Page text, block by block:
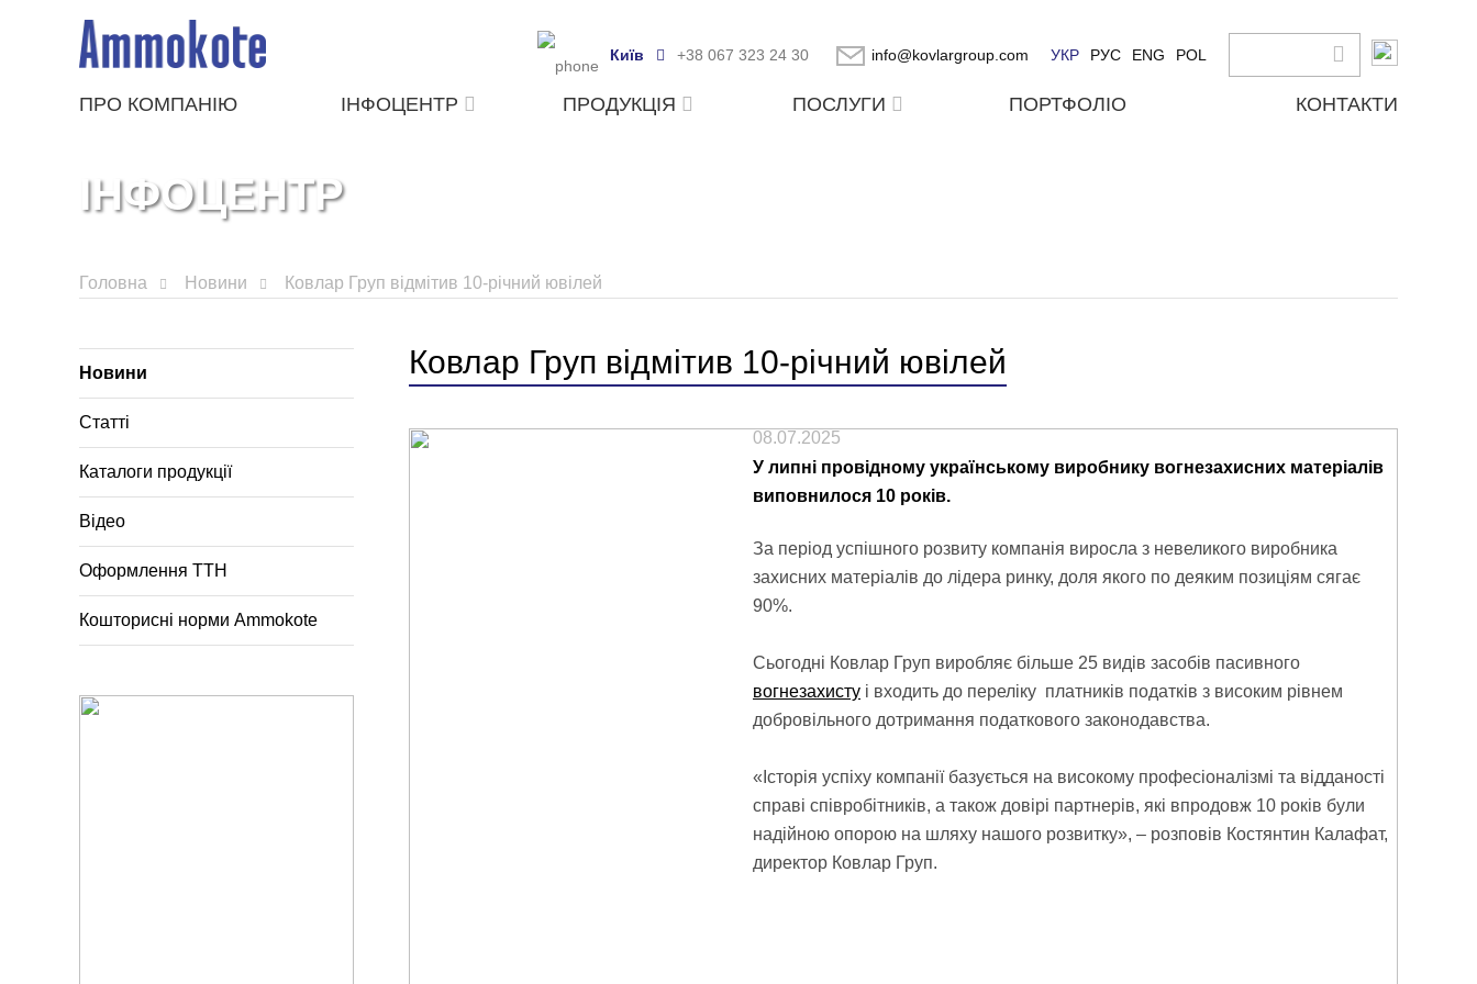
Київ +38 067 323 24 30 info@kovlargroup.com УКР РУС ENG POL
ПРО КОМПАНІЮ ІНФОЦЕНТР ПРОДУКЦІЯ ПОСЛУГИ ПОРТФОЛІО КОНТАКТИ
ІНФОЦЕНТР
Головна Новини Ковлар Груп відмітив 10-річний ювілей
Новини
Статті
Каталоги продукції
Відео
Оформлення ТТН
Кошторисні норми Ammokote
Ковлар Груп відмітив 10-річний ювілей
08.07.2025
У липні провідному українському виробнику вогнезахисних матеріалів
виповнилося 10 років.
За період успішного розвиту компанія виросла з невеликого виробника
захисних матеріалів до лідера ринку, доля якого по деяким позиціям сягає
90%.
Сьогодні Ковлар Груп виробляє більше 25 видів засобів пасивного
вогнезахисту і входить до переліку платників податків з високим рівнем
добровільного дотримання податкового законодавства.
«Історія успіху компанії базується на високому професіоналізмі та відданості
справі співробітників, а також довірі партнерів, які впродовж 10 років були
надійною опорою на шляху нашого розвитку», – розповів Костянтин Калафат,
директор Ковлар Груп.